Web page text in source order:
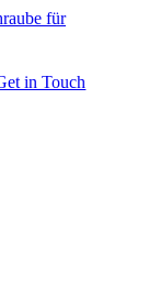
für
in Touch